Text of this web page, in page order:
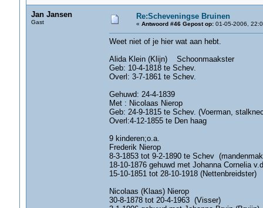
Jan Jansen
Gast
Re:Scheveningse Bruinen
« Antwoord #46 Gepost op:01-05-2006,
Weet niet of je hier wat aan hebt.
Alida Klein (Klijn) Schoonmaakster
Geb: 10-4-1818 te Schev.
Overl: 3-7-1861 te Schev.
Gehuwd: 24-4-1839
Met : Nicolaas Nierop
Geb: 24-9-1815 te Schev. (Voerman,
Overl:4-12-1855 te Den haag
9 kinderen;o.a.
Frederik Nierop
8-3-1853 tot 9-2-1890 te Schev
18-10-1876 gehuwd met Johanna Cornelia
15-10-1851 tot 28-10-1918 (Nettenbreidster)
Nicolaas (Klaas) Nierop
30-8-1878 tot 20-4-1963 (Visser)